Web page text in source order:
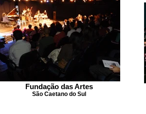
Fundação das Artes
São Caetano do Sul